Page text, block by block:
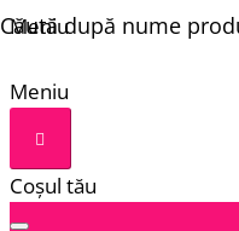
Meniu
Meniu
Coșul tău
Căută după nume